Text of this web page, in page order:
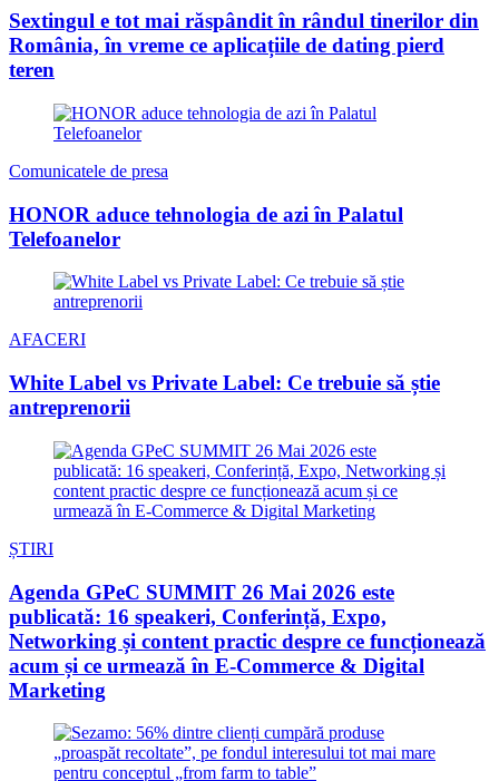
Sextingul e tot mai răspândit în rândul tinerilor din
România, în vreme ce aplicațiile de dating pierd
teren
Comunicatele de presa
HONOR aduce tehnologia de azi în Palatul
Telefoanelor
AFACERI
White Label vs Private Label: Ce trebuie să știe
antreprenorii
ȘTIRI
Agenda GPeC SUMMIT 26 Mai 2026 este
publicată: 16 speakeri, Conferință, Expo,
Networking și content practic despre ce funcționează
acum și ce urmează în E-Commerce & Digital
Marketing